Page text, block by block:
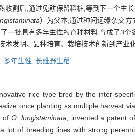
收割后,通过免耕保留稻桩,等到下一个生
）为父本,通过种间远缘杂交
一批具有多年生性的育种材料,育成了3
术发明、品种培育、栽培技术创新到产
多年生性, 长雄野生稻
rice type bred by the inter-
once planting as multiple harvest
ofO. longistaminata, invented a patent
lot of breeding lines with strong